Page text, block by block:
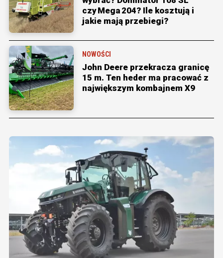
czy Mega 204? Ile kosztują i
jakie mają przebiegi?
NOWOŚCI
John Deere przekracza granicę
15 m. Ten heder ma pracować z
największym kombajnem X9